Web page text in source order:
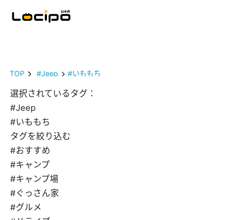
TOP #Jeep #いももち
選択されているタグ：
#Jeep
#いももち
タグを絞り込む
#おすすめ
#キャンプ
#キャンプ場
#ぐっさん家
#グルメ